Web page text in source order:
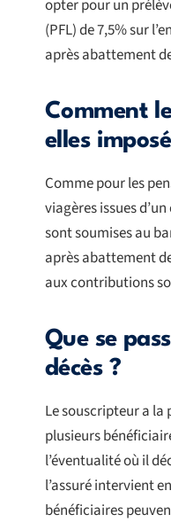
opter pour un
(PFL) de 7,5% sur
après abattement
Comment
elles
Comme pour les
viagères issues
sont soumises au
après abattement
aux contributions
Que se
décès ?
Le souscripteur a la
plusieurs
l’éventualité où il
l’assuré intervient
bénéficiaires